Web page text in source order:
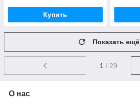
Купить
Показать ещё
1 / 29
О нас